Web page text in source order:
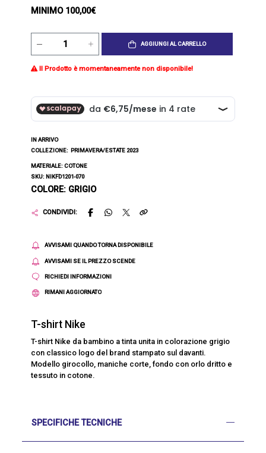
MINIMO 100,00€
AGGIUNGI AL CARRELLO
Il Prodotto è momentaneamente non disponibile!
IN ARRIVO
COLLEZIONE: PRIMAVERA/ESTATE 2023
MATERIALE: COTONE
SKU: NIKFD1201-070
COLORE: GRIGIO
CONDIVIDI:
AVVISAMI QUANDO TORNA DISPONIBILE
AVVISAMI SE IL PREZZO SCENDE
RICHIEDI INFORMAZIONI
RIMANI AGGIORNATO
T-shirt Nike
T-shirt Nike da bambino a tinta unita in colorazione grigio
con classico logo del brand stampato sul davanti.
Modello girocollo, maniche corte, fondo con orlo dritto e
tessuto in cotone.
SPECIFICHE TECNICHE